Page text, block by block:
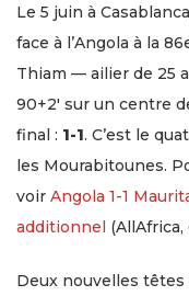
Le 5 juin à
face à l’Angola à la
Thiam — ailier de 25
90+2′ sur un centre
final : 1-1. C’est le
les Mourabitounes.
voir Angola 1-1
additionnel
Deux nouvelles